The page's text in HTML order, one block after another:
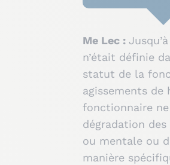
Me Lec :
n’était définie
statut de la
agissements de
fonctionnaire
dégradation
ou mentale ou
manière